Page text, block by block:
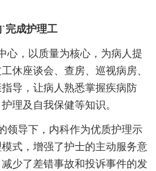
完成护理工
，以质量为核心，为病人提
休座谈会、查房、巡视病房、
导，让病人熟悉掌握疾病防
理及自我保健等知识。
导下，内科作为优质护理示
式，增强了护士的主动服务意
少了差错事故和投诉事件的发